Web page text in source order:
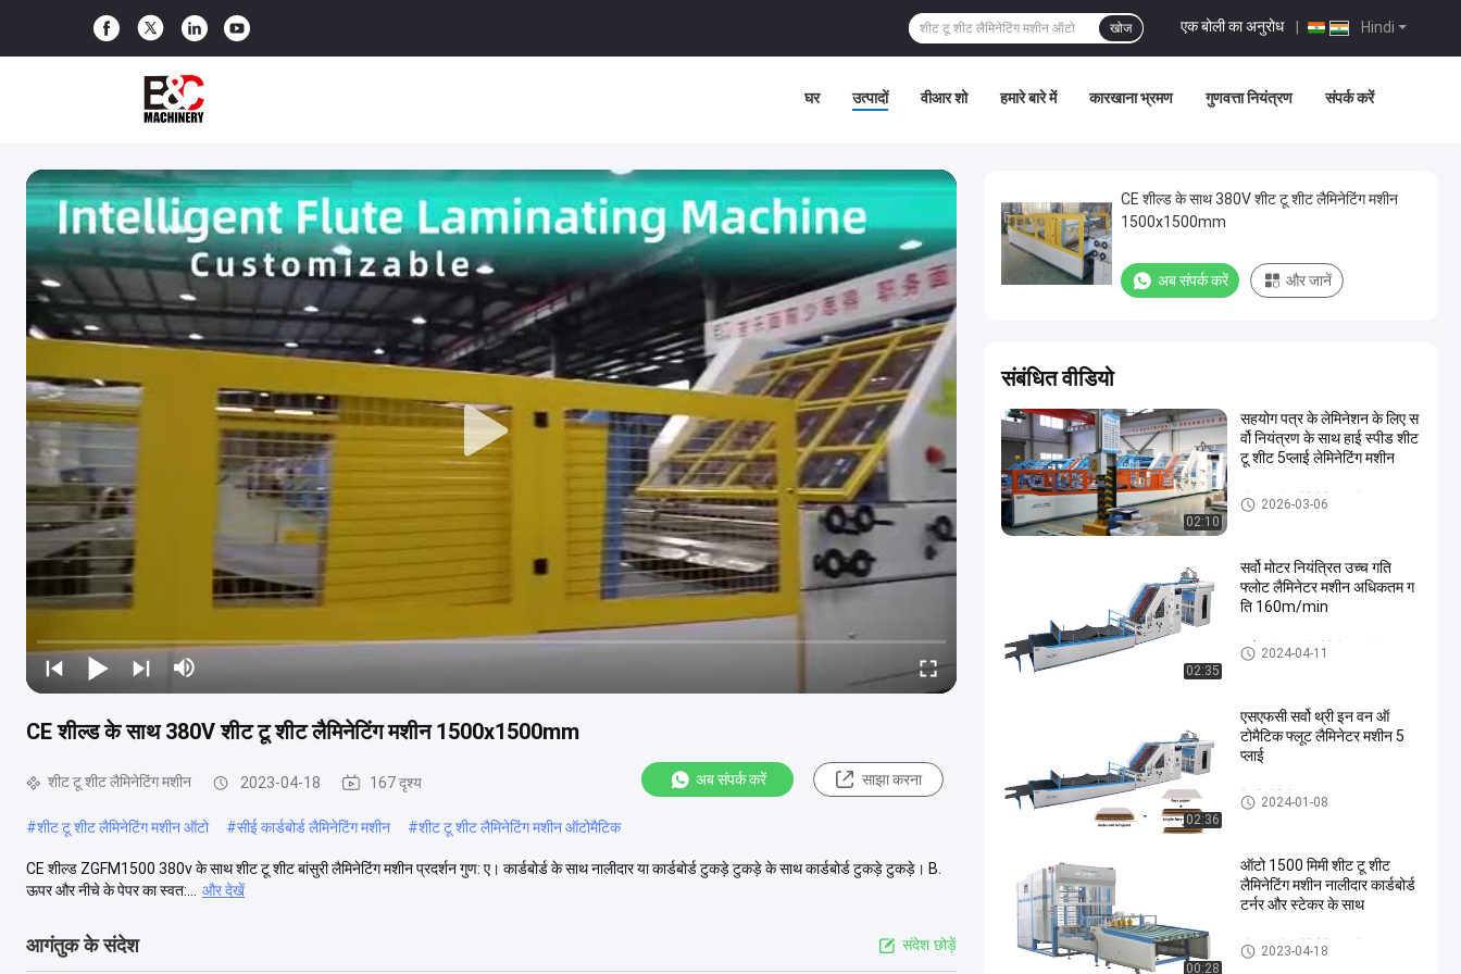
Hindi
एक बोली का अनुरोध
खोज
घर उत्पादों वीआर शो हमारे बारे में कारखाना भ्रमण गुणवत्ता नियंत्रण संपर्क करें
CE शील्ड के साथ 380V शीट टू शीट लैमिनेटिंग मशीन 1500x1500mm
शीट टू शीट लैमिनेटिंग मशीन 2023-04-18 167 दृश्य अब संपर्क करें साझा करना
#शीट टू शीट लैमिनेटिंग मशीन ऑटो #सीई कार्डबोर्ड लैमिनेटिंग मशीन #शीट टू शीट लैमिनेटिंग मशीन ऑटोमैटिक
CE शील्ड ZGFM1500 380v के साथ शीट टू शीट बांसुरी लैमिनेटिंग मशीन प्रदर्शन गुण: ए। कार्डबोर्ड के साथ नालीदार या कार्डबोर्ड टुकड़े टुकड़े के साथ कार्डबोर्ड टुकड़े टुकड़े। B.
ऊपर और नीचे के पेपर का स्वत:...
और देखें
आगंतुक के संदेश संदेश छोड़ें
CE शील्ड के साथ 380V शीट टू शीट लैमिनेटिंग मशीन
1500x1500mm
अब संपर्क करें और जानें
संबंधित वीडियो
02:10
सहयोग पत्र के लेमिनेशन के लिए स
र्वो नियंत्रण के साथ हाई स्पीड शीट
टू शीट 5प्लाई लेमिनेटिंग मशीन
शीट टू शीट लैमिनेटिंग मशीन
2026-03-06
02:35
सर्वो मोटर नियंत्रित उच्च गति
फ्लोट लैमिनेटर मशीन अधिकतम ग
ति 160m/min
हाई स्पीड बांसुरी लैमिनेटर मशीन
2024-04-11
02:36
एसएफसी सर्वो थ्री इन वन ऑ
टोमैटिक फ्लूट लैमिनेटर मशीन 5
प्लाई
लिथो लेमिनेटर
2024-01-08
00:28
ऑटो 1500 मिमी शीट टू शीट
लैमिनेटिंग मशीन नालीदार कार्डबोर्ड
टर्नर और स्टेकर के साथ
शीट टू शीट लैमिनेटिंग मशीन
2023-04-18